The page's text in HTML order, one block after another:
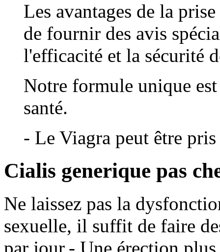
Les avantages de la
de fournir des avis
l'efficacité et la sécurité
Notre formule unique
santé.
- Le Viagra peut être
Cialis generique pas
Ne laissez pas la
sexuelle, il suffit de faire